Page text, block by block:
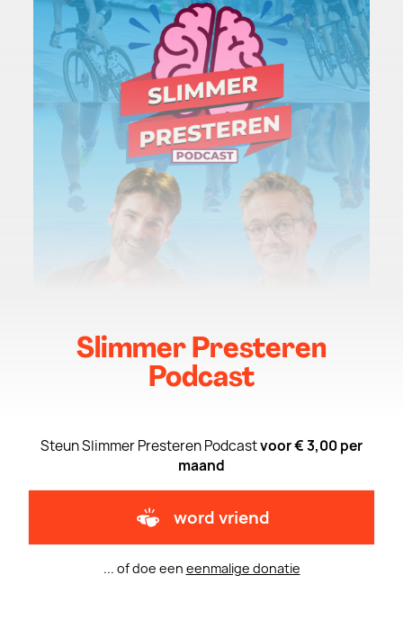
Slimmer Presteren
Podcast
Steun Slimmer Presteren Podcastvoor € 3,00 per
maand
word vriend
... of doe een eenmalige donatie